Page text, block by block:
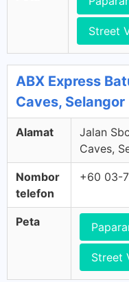
Street
ABX Express
Caves, Selangor
Alamat
Jalan
Caves,
Nombor
telefon
+60 03-
Peta
Street